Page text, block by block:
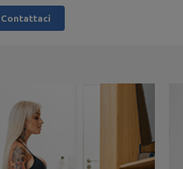
Contattaci